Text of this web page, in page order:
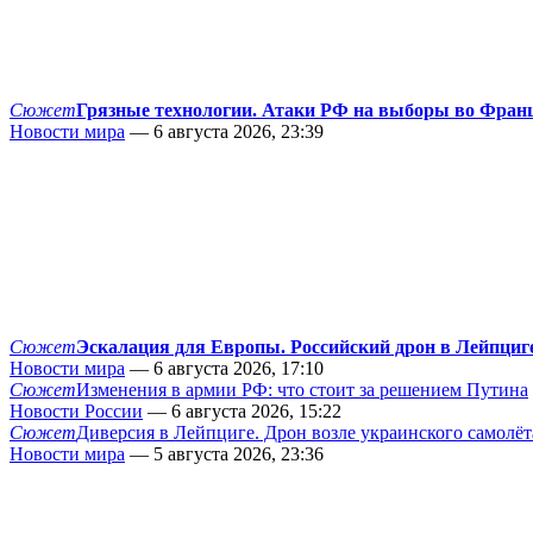
СюжетГрязные технологии. Атаки РФ на выборы во
Новости мира — 6 августа 2026, 23:39
СюжетЭскалация для Европы. Российский дрон в
Новости мира — 6 августа 2026, 17:10
СюжетИзменения в армии РФ: что стоит за решением Путина
Новости России — 6 августа 2026, 15:22
СюжетДиверсия в Лейпциге. Дрон возле украинского
Новости мира — 5 августа 2026, 23:36